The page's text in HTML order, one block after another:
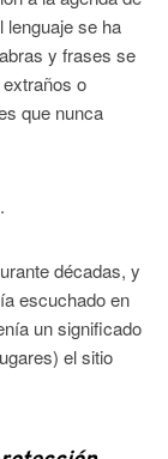
lenguaje se ha
y frases se
o
que nunca
décadas, y
escuchado en
un significado
el sitio